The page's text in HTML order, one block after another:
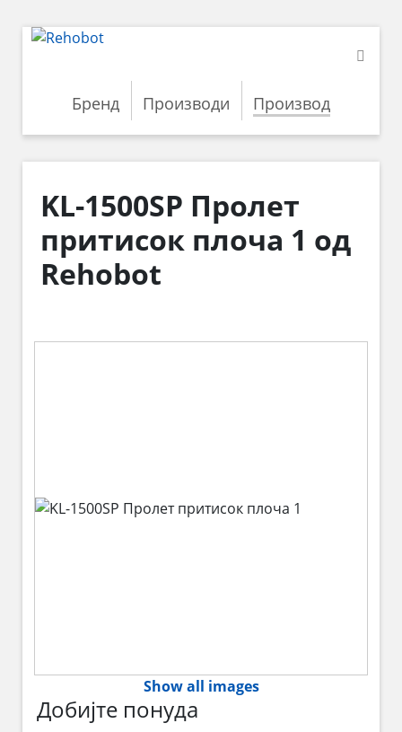
Бренд Производи Производ
KL-1500SP Пролет
притисок плоча 1 од
Rehobot
Show all images
Добијте понуда